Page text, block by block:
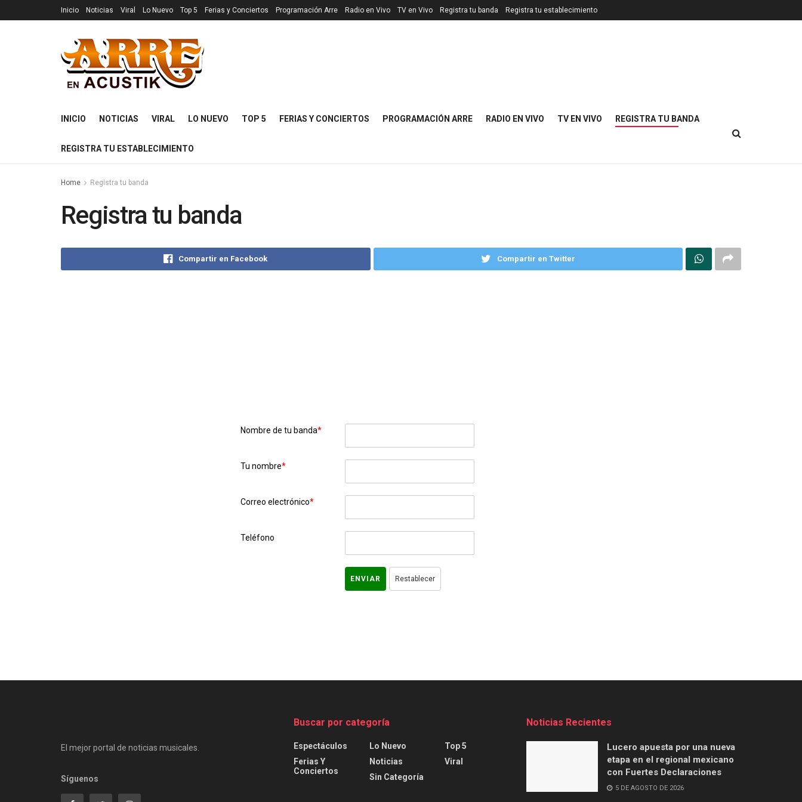
Inicio Noticias Viral Lo Nuevo Top 5 Ferias y Conciertos Programación Arre Radio en Vivo TV en Vivo Registra tu banda Registra tu establecimiento
INICIO NOTICIAS VIRAL LO NUEVO TOP 5 FERIAS Y CONCIERTOS PROGRAMACIÓN ARRE RADIO EN VIVO TV EN VIVO REGISTRA TU BANDA
REGISTRA TU ESTABLECIMIENTO
Home Registra tu banda
Registra tu banda
Compartir en Facebook Compartir en Twitter
Nombre de tu banda*
Tu nombre*
Correo electrónico*
Teléfono
El mejor portal de noticias musicales.
Síguenos
Buscar por categoría
Espectáculos
Ferias Y
Conciertos
Lo Nuevo
Noticias
Sin Categoría
Top 5
Viral
Noticias Recientes
Lucero apuesta por una nueva
etapa en el regional mexicano
con Fuertes Declaraciones
5 DE AGOSTO DE 2026